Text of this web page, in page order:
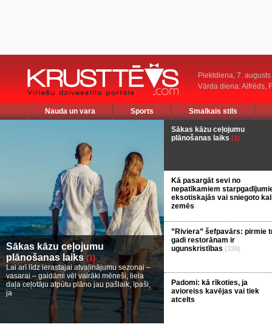
Piektdiena, 7. augusts
Vārda diena: Alfrēds,
Nauda un vara Sports Smalkais stils
Sākas kāzu ceļojumu
plānošanas laiks (1)
Lai arī līdz ierastajai atvaļinājumu sezonai –
vasarai – gaidāmi vēl vairāki mēneši, liela
daļa ceļotāju atpūtu plāno jau pašlaik, īpaši,
ja
Sākas kāzu ceļojumu
plānošanas laiks (1)
Kā pasargāt sevi no
nepatīkamiem
eksotiskajās vai sniegoto
zemēs
”Riviera” šefpavārs: pirmie
gadi restorānam ir
ugunskristības (339)
Padomi: kā rīkoties, ja
avioreiss kavējas vai tiek
atcelts